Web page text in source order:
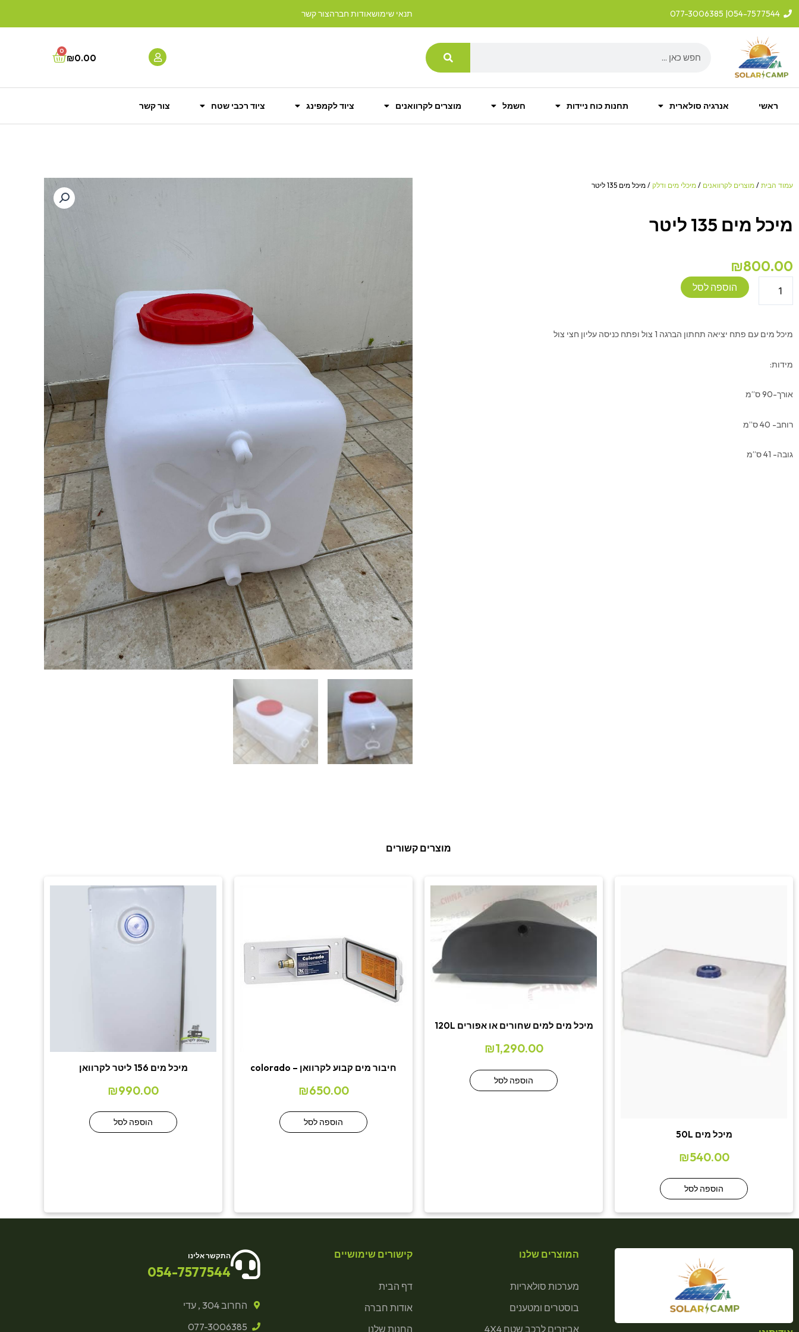
דילוג
054-7577544
| 077-3006385 תנאי שימושאודות חברהצור קשר
₪0.00
0
Cart
ראשי אנרגיה סולארית תחנות כוח ניידות חשמל מוצרים לקרוואנים ציוד לקמפינג ציוד רכבי שטח צור קשר
עמוד הבית / מוצרים לקרוואנים / מיכלי מים ודלק / מיכל מים 135 ליטר
מיכל מים 135 ליטר
₪800.00
מים
ליטר
הוספה לסל
מיכל מים עם פתח יציאה תחתון הברגה 1 צול ופתח כניסה עליון חצי צול
מידות:
אורך-90 ס”מ
רוחב- 40 ס”מ
גובה- 41 ס”מ
מוצרים קשורים
מיכל מים 50L
₪540.00
הוספה לסל
מיכל מים למים שחורים או אפורים 120L
₪1,290.00
הוספה לסל
חיבור מים קבוע לקרוואן – colorado
₪650.00
הוספה לסל
מיכל מים 156 ליטר לקרוואן
₪990.00
הוספה לסל
המוצרים שלנו
מערכות סולאריות
בוסטרים ומטענים
אביזרים לרכב שטח 4X4
קישורים שימושיים
דף הבית
אודות חברה
החנות שלנו
התקשר אלינו
054-7577544
החרוב 304 , עדי
077-3006385